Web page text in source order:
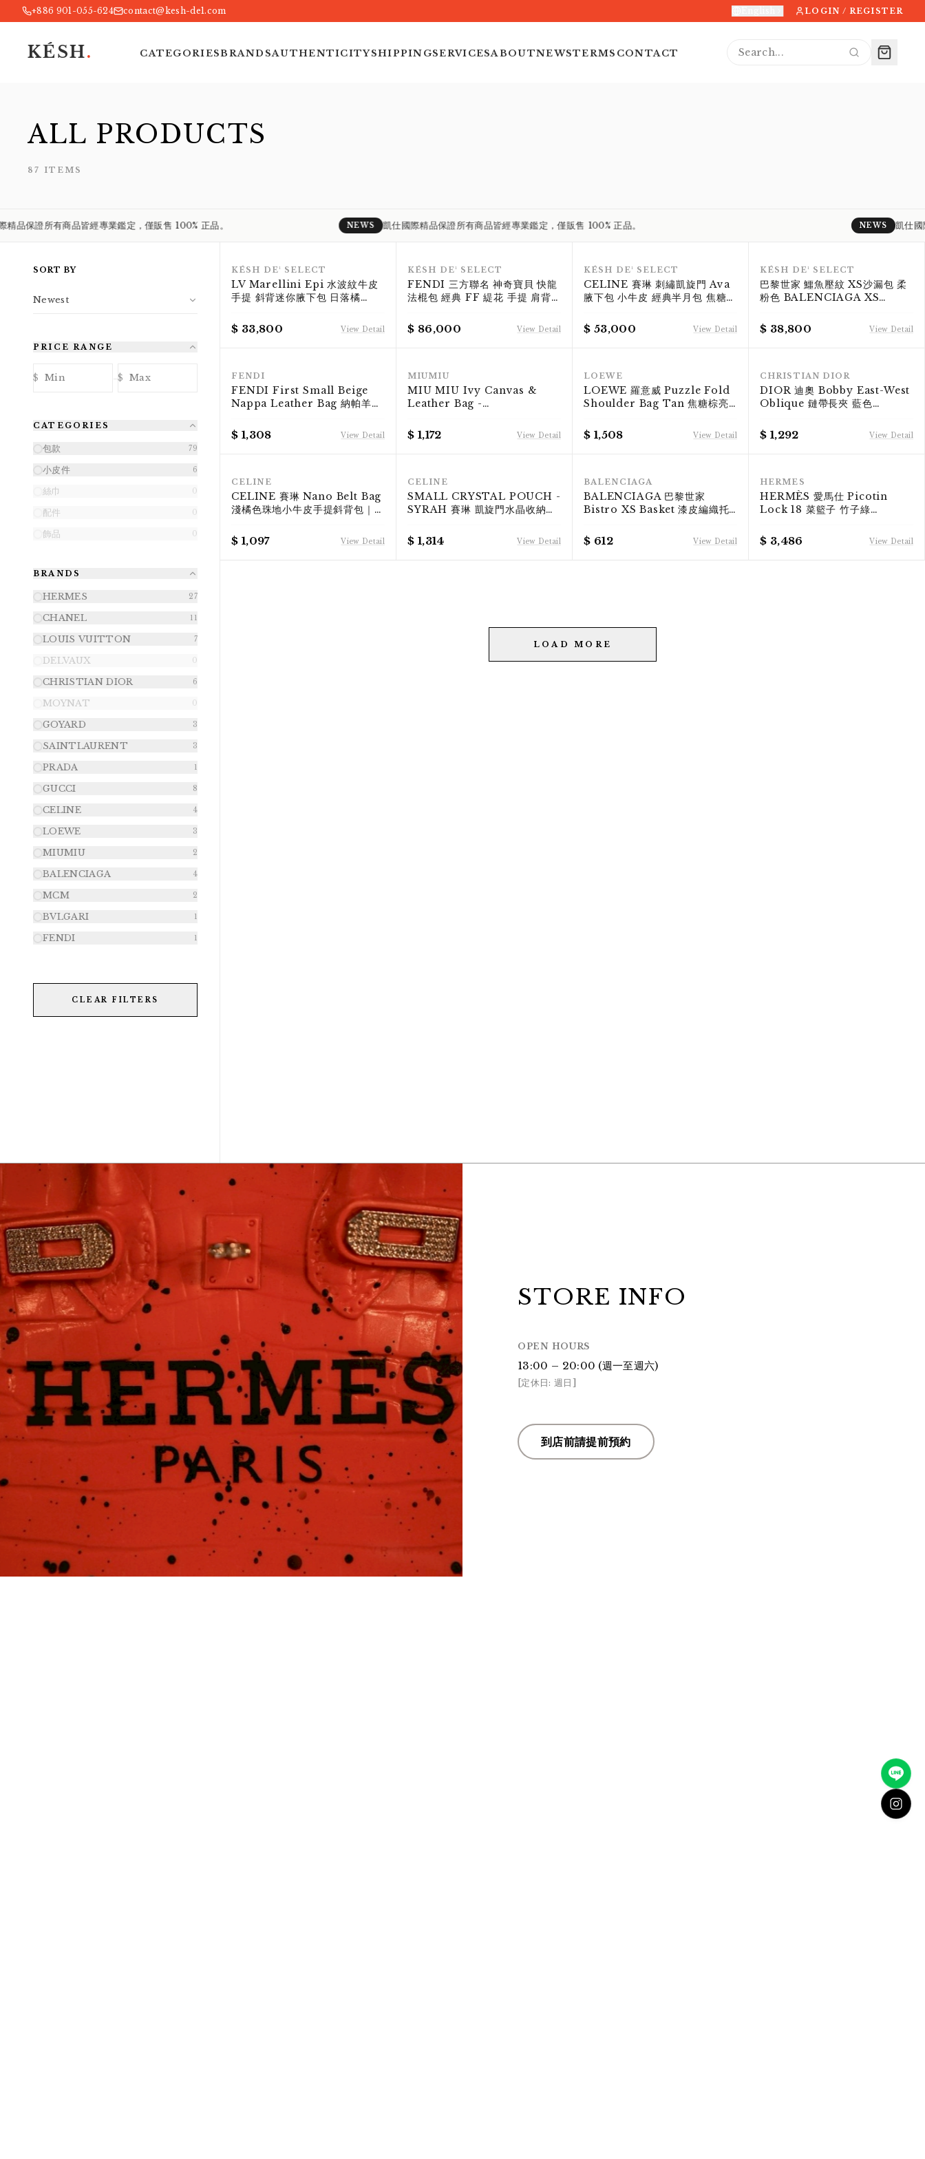
+886 901-055-624 contact@kesh-de1.com LOGIN / REGISTER
KÉSH. CATEGORIESBRANDSAUTHENTICITYSHIPPINGSERVICESABOUTNEWSTERMS CONTACT
Taichung, Taiwan
KÉSH de¹ 凱仕國際精品
Exquisite Detail
NEW WORK STYLE fromby Kesh SCROLL FOR CONTENTS ↓
ALL PRODUCTS
87 ITEMS
證所有商品皆經專業鑑定，僅販售 100% 正品。 NEWS 凱仕國際精品保證所有商品皆經專業鑑定，僅販售 100% 正品。 NEWS 凱仕國際精
SORT BY
Newest
PRICE RANGE
$ -$
CATEGORIES
包款 79
小皮件 6
絲巾 0
配件 0
飾品 0
BRANDS
HERMES 27
CHANEL 11
LOUIS VUITTON 7
DELVAUX 0
CHRISTIAN DIOR 6
MOYNAT 0
GOYARD 3
SAINTLAURENT 3
PRADA 1
GUCCI 8
CELINE 4
LOEWE 3
MIUMIU 2
BALENCIAGA 4
MCM 2
BVLGARI 1
FENDI 1
CLEAR FILTERS
KÉSH DE¹ SELECT
LV Marellini Epi 水波紋牛皮
手提 斜背迷你腋下包 日落橘
Bag｜Sunset Orange
$ 33,800 View Detail
KÉSH DE¹ SELECT
FENDI 三方聯名 神奇寶貝 快龍
法棍包 經典 FF 緹花 手提 肩背
POKÉMON Baguette
$ 86,000 View Detail
KÉSH DE¹ SELECT
CELINE 賽琳 刺繡凱旋門 Ava
腋下包 小牛皮 經典半月包 焦糖棕
Embroidered Triomphe -
Tan
$ 53,000 View Detail
KÉSH DE¹ SELECT
巴黎世家 鱷魚壓紋 XS沙漏包 柔
粉色 BALENCIAGA XS
Pink
$ 38,800 View Detail
FENDI
FENDI First Small Beige
Nappa Leather Bag 納帕羊皮
Logo 標誌 框架設計｜KÉSH 凱
仕精品
$ 1,308 View Detail
MIUMIU
MIU MIU Ivy Canvas &
Leather Bag -
拼接帆布托特包・HOBO包｜
KÉSH 凱仕精品
$ 1,172 View Detail
LOEWE
LOEWE 羅意威 Puzzle Fold
Shoulder Bag Tan 焦糖棕亮
KÉSH 凱仕精品
$ 1,508 View Detail
CHRISTIAN DIOR
DIOR 迪奧 Bobby East-West
Oblique 鏈帶長夾 藍色
長夾 WOC 鏈帶包｜KÉSH 凱仕
精品
$ 1,292 View Detail
CELINE
CELINE 賽琳 Nano Belt Bag
淺橘色珠地小牛皮手提斜背包｜
KÉSH 凱仕精品
$ 1,097 View Detail
CELINE
SMALL CRYSTAL POUCH -
SYRAH 賽琳 凱旋門水晶收納帶
手拿 ｜KÉSH 凱仕精品
$ 1,314 View Detail
BALENCIAGA
BALENCIAGA 巴黎世家
Bistro XS Basket 漆皮編織托
包｜KÉSH 凱仕精品
$ 612 View Detail
HERMES
HERMÈS 愛馬仕 Picotin
Lock 18 菜籃子 竹子綠
提包｜Z刻 2021年 Bamboo 清
新稀有色｜KÉSH 凱仕精品
$ 3,486 View Detail
LOAD MORE
STORE INFO
OPEN HOURS
13:00 – 20:00 (週一至週六)
[定休日: 週日]
到店前請提前預約